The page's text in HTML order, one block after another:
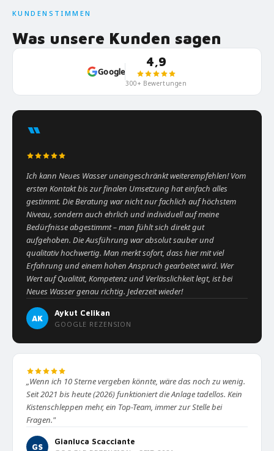
KUNDENSTIMMEN
Was unsere Kunden sagen
Google
4,9
300+ Bewertungen
“
Ich kann Neues Wasser uneingeschränkt weiterempfehlen! Vom
ersten Kontakt bis zur finalen Umsetzung hat einfach alles
gestimmt. Die Beratung war nicht nur fachlich auf höchstem
Niveau, sondern auch ehrlich und individuell auf meine
Bedürfnisse abgestimmt – man fühlt sich direkt gut
aufgehoben. Die Ausführung war absolut sauber und
qualitativ hochwertig. Man merkt sofort, dass hier mit viel
Erfahrung und einem hohen Anspruch gearbeitet wird. Wer
Wert auf Qualität, Kompetenz und Verlässlichkeit legt, ist bei
Neues Wasser genau richtig. Jederzeit wieder!
AK
Aykut Celikan
GOOGLE REZENSION
„Wenn ich 10 Sterne vergeben könnte, wäre das noch zu wenig.
Seit 2021 bis heute (2026) funktioniert die Anlage tadellos. Kein
Kistenschleppen mehr, ein Top-Team, immer zur Stelle bei
Fragen."
GS
Gianluca Scacciante